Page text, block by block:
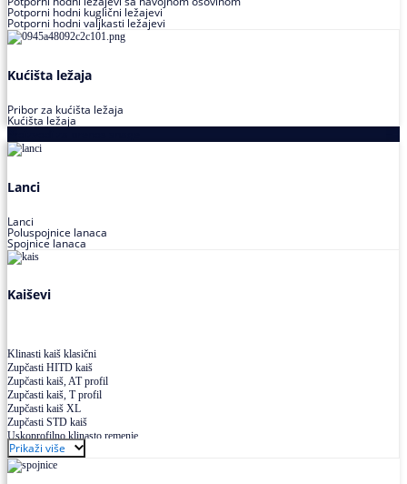
Potporni hodni kuglični ležajevi
Potporni hodni valjkasti ležajevi
Kućišta ležaja
Pribor za kućišta ležaja
Kućišta ležaja
Lanci
Lanci
Poluspojnice lanaca
Spojnice lanaca
Kaiševi
Klinasti kaiš klasični
Zupčasti HITD kaiš
Zupčasti kaiš, AT profil
Zupčasti kaiš, T profil
Zupčasti kaiš XL
Zupčasti STD kaiš
Uskoprofilno klinasto remenje
Uskoprofilno klinasto remenje spojeno
Uskoprofilno klinasto remenje XP extra power
Višekanalno remenje PJ,PK
Prikaži više